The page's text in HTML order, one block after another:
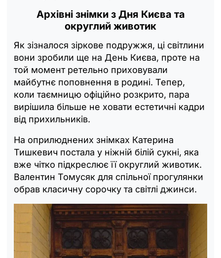
Архівні знімки з Дня Києва та
округлий животик
Як зізналося зіркове подружжя, ці світлини
вони зробили ще на День Києва, проте на
той момент ретельно приховували
майбутнє поповнення в родині. Тепер,
коли таємницю офіційно розкрито, пара
вирішила більше не ховати естетичні кадри
від прихильників.
На оприлюднених знімках Катерина
Тишкевич постала у ніжній білій сукні, яка
вже чітко підкреслює її округлий животик.
Валентин Томусяк для спільної прогулянки
обрав класичну сорочку та світлі джинси.